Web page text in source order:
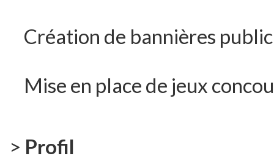
Création de bannières
Mise en place de jeux
> Profil